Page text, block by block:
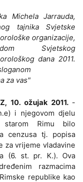
Michela Jarrauda,
tajnika Svjetske
organizacije,
Svjetskog
dana 2011.
za vas"
10. ožujak 2011. -
i njegovom djelu
Rimu bilo
cenzusa tj. popisa
za vrijeme vladavine
(6. st. pr. K.). Ova
razmacima
republike kao